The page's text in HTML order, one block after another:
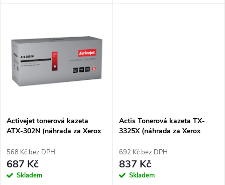
u
k
t
ů
k
t
Activejet tonerová kazeta
ATX-302N (náhrada za Xerox
stran; černá)
568 Kč bez DPH
687 Kč
Skladem
Actis Tonerová kazeta TX-
3325X (náhrada za Xerox
černá)
692 Kč bez DPH
837 Kč
Skladem